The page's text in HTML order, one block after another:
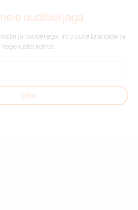
uudiskirjaga
ja toodetega. Info uute brändide ja
tegevuste kohta.
Liitu